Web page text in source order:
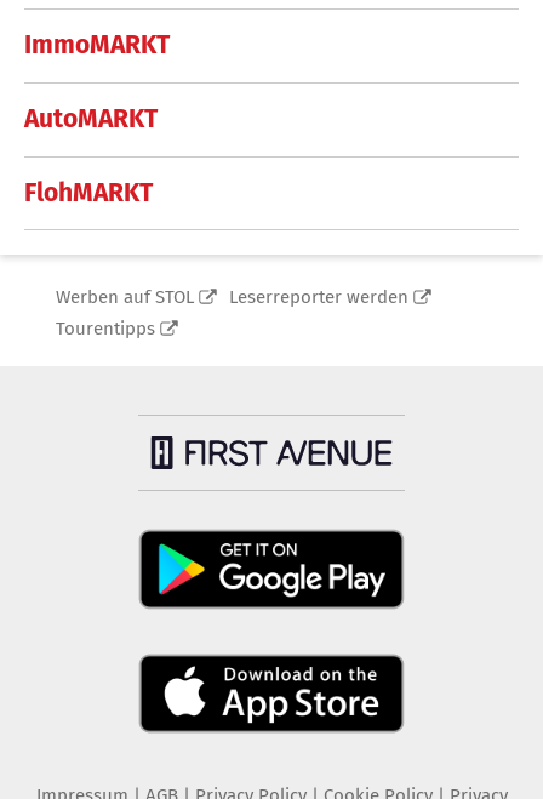
ImmoMARKT
AutoMARKT
FlohMARKT
Werben auf STOL
Leserreporter werden
Tourentipps